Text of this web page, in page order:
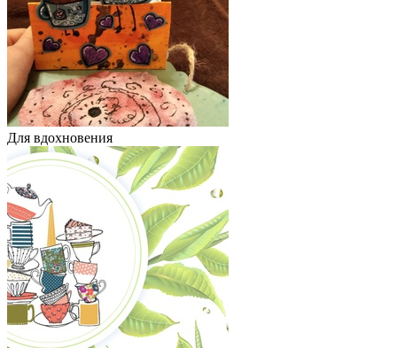
Для вдохновения